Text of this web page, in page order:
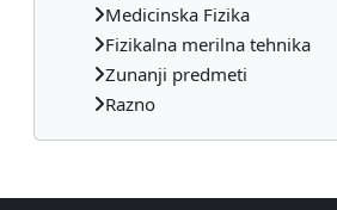
Medicinska Fizika
Fizikalna merilna tehnika
Zunanji predmeti
Razno
Supplementary blocks